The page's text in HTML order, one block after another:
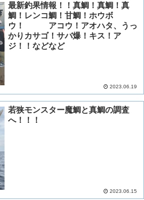
最新釣果情報！！真鯛！真鯛！真
鯛！レンコ鯛！甘鯛！ホウボ
ウ！ アコウ！アオハタ、うっ
かりカサゴ！サバ爆！キス！ア
ジ！！などなど
2023.06.19
若狭モンスター魔鯛と真鯛の調査
へ！！！
2023.06.15